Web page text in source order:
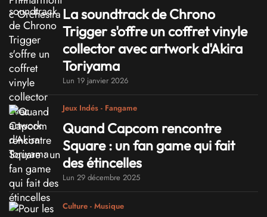
La soundtrack de Chrono
Trigger s'offre un coffret vinyle
collector avec artwork d'Akira
Toriyama
Lun 19 janvier 2026
Jeux Indés - Fangame
Quand Capcom rencontre
Square : un fan game qui fait
des étincelles
Lun 29 décembre 2025
Culture - Musique